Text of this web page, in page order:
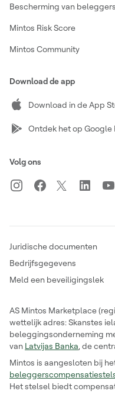
Bescherming van
Mintos Risk Score
Mintos Community
Download de app
Download in de App
Ontdek het op Google
Volg ons
Juridische documenten
Bedrijfsgegevens
Meld een beveiligingslek
AS Mintos Marketplace
wettelijk adres: Skanstes
beleggingsonderneming
van Latvijas Banka, de
Mintos is aangesloten bij
Het stelsel biedt